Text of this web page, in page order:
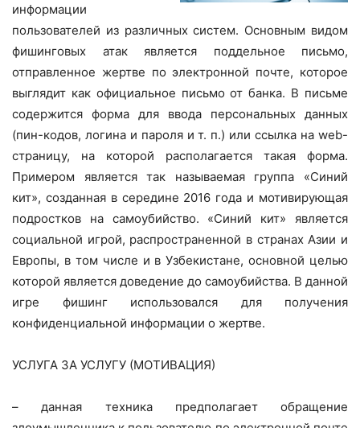
информации
пользователей из различных систем. Основным видом
фишинговых атак является поддельное письмо,
отправленное жертве по электронной почте, которое
выглядит как официальное письмо от банка. В письме
содержится форма для ввода персональных данных
(пин-кодов, логина и пароля и т. п.) или ссылка на web-
страницу, на которой располагается такая форма.
Примером является так называемая группа «Синий
кит», созданная в середине 2016 года и мотивирующая
подростков на самоубийство. «Синий кит» является
социальной игрой, распространенной в странах Азии и
Европы, в том числе и в Узбекистане, основной целью
которой является доведение до самоубийства. В данной
игре фишинг использовался для получения
конфиденциальной информации о жертве.
УСЛУГА ЗА УСЛУГУ (МОТИВАЦИЯ)
– данная техника предполагает обращение